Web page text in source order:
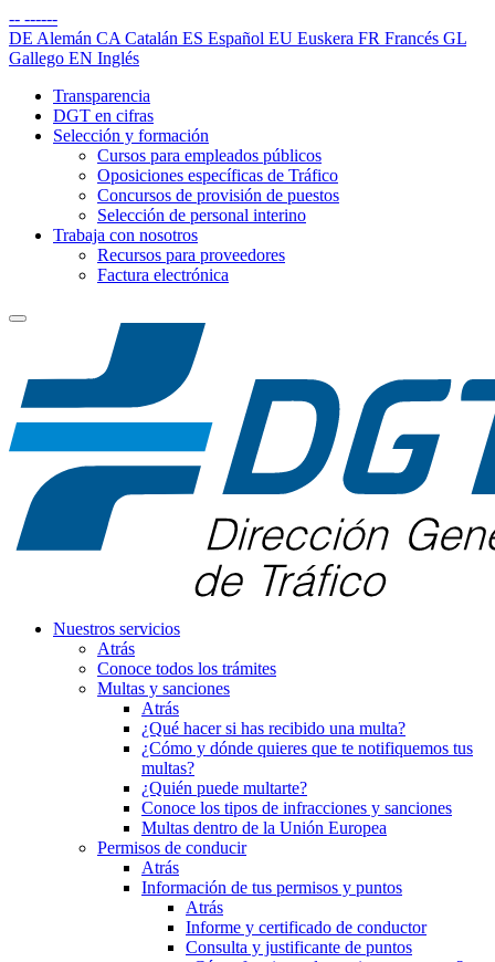
-- ------
DE Alemán CA Catalán ES Español EU Euskera FR Francés GL
Gallego EN Inglés
Transparencia
DGT en cifras
Selección y formación
Cursos para empleados públicos
Oposiciones específicas de Tráfico
Concursos de provisión de puestos
Selección de personal interino
Trabaja con nosotros
Recursos para proveedores
Factura electrónica
Nuestros servicios
Atrás
Conoce todos los trámites
Multas y sanciones
Atrás
¿Qué hacer si has recibido una multa?
¿Cómo y dónde quieres que te notifiquemos tus
multas?
¿Quién puede multarte?
Conoce los tipos de infracciones y sanciones
Multas dentro de la Unión Europea
Permisos de conducir
Atrás
Información de tus permisos y puntos
Atrás
Informe y certificado de conductor
Consulta y justificante de puntos